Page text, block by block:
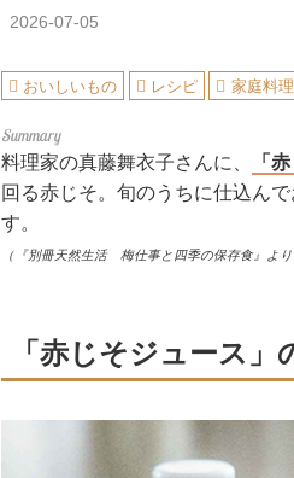
2026-07-05
おいしいもの レシピ 家庭料理
料理家の真藤舞衣子さんに、 「
回る赤じそ。旬のうちに仕込ん
す。
（『別冊天然生活 梅仕事と四季の保存食』より
「赤じそジュース」